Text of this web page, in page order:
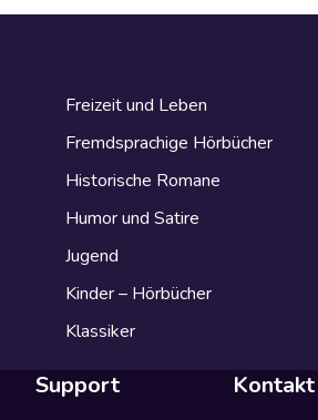
Freizeit und Leben
Fremdsprachige Hörbücher
Historische Romane
Humor und Satire
Jugend
Kinder – Hörbücher
Klassiker
Support Kontakt